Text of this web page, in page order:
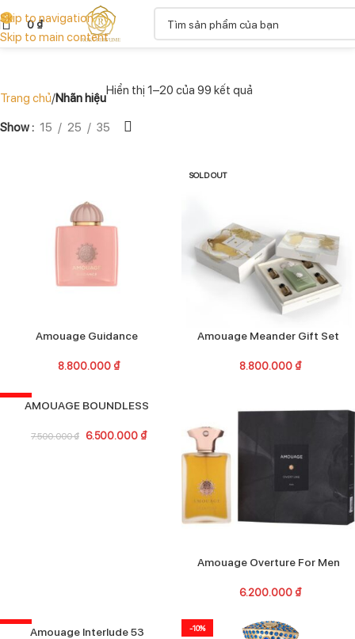
Skip to navigation
Skip to main content
0 0₫
Trang chủ Nhãn hiệuHiển thị 1–20 của 99 kết quả
Show 15 25 35
Amouage Guidance
8.800.000 ₫
SOLD OUT
Amouage Meander Gift Set
8.800.000 ₫
-13%AMOUAGE BOUNDLESS
7.500.000₫ 6.500.000 ₫
Amouage Overture For Men
6.200.000 ₫
-17% Amouage Interlude 53 -10%